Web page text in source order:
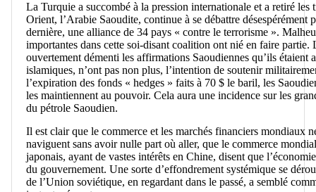
La Turquie a succombé à la pression internationale et a retiré
Orient, l’Arabie Saoudite, continue à se débattre
dernière, une alliance de 34 pays « contre le terrorisme ».
importantes dans cette soi-disant coalition ont nié en faire
ouvertement démenti les affirmations Saoudiennes qu’ils étaient
islamiques, n’ont pas non plus, l’intention de soutenir
l’expiration des fonds « hedges » faits à 70 $ le baril, les
les maintiennent au pouvoir. Cela aura une incidence sur les
du pétrole Saoudien.
Il est clair que le commerce et les marchés financiers mondiaux
naviguent sans avoir nulle part où aller, que le commerce
japonais, ayant de vastes intérêts en Chine, disent que
du gouvernement. Une sorte d’effondrement systémique se
de l’Union soviétique, en regardant dans le passé, a semblé